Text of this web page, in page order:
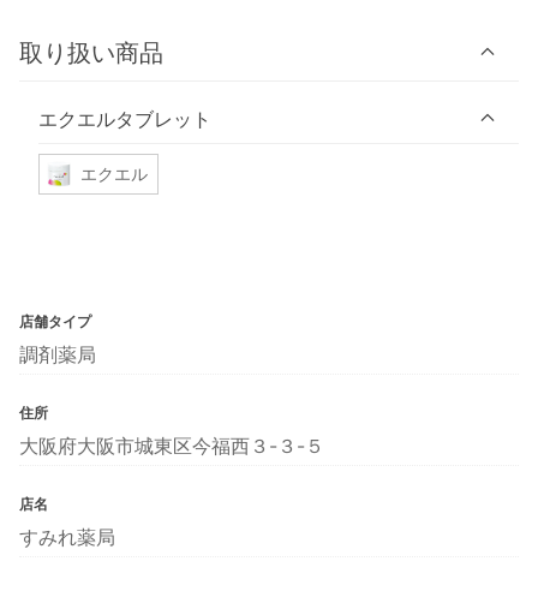
取り扱い商品
エクエルタブレット
エクエル
店舗タイプ
調剤薬局
住所
大阪府大阪市城東区今福西３-３-５
店名
すみれ薬局